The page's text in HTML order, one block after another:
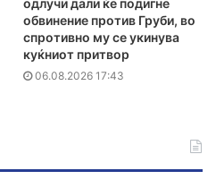
одлучи дали ќе подигне
обвинение против Груби, во
спротивно му се укинува
куќниот притвор
06.08.2026 17:43